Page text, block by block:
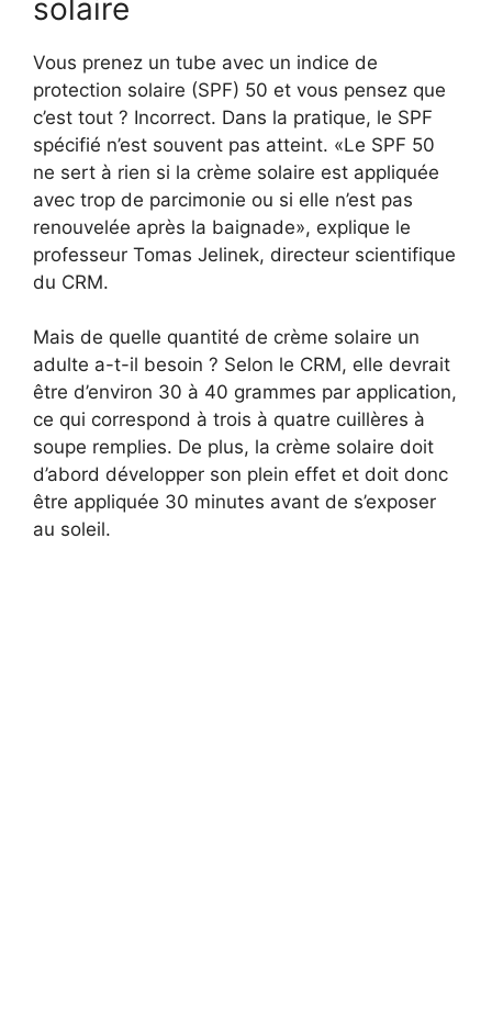
solaire
Vous prenez un tube avec un indice de
protection solaire (SPF) 50 et vous pensez que
c’est tout ? Incorrect. Dans la pratique, le SPF
spécifié n’est souvent pas atteint. «Le SPF 50
ne sert à rien si la crème solaire est appliquée
avec trop de parcimonie ou si elle n’est pas
renouvelée après la baignade», explique le
professeur Tomas Jelinek, directeur scientifique
du CRM.
Mais de quelle quantité de crème solaire un
adulte a-t-il besoin ? Selon le CRM, elle devrait
être d’environ 30 à 40 grammes par application,
ce qui correspond à trois à quatre cuillères à
soupe remplies. De plus, la crème solaire doit
d’abord développer son plein effet et doit donc
être appliquée 30 minutes avant de s’exposer
au soleil.